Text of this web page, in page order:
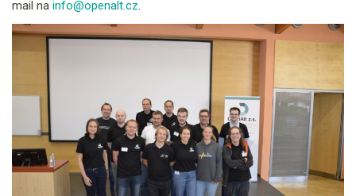
mail na info@openalt.cz.